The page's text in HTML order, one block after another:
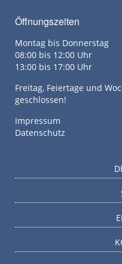
Öffnungszeiten
Montag bis Donnerstag
08:00 bis 12:00 Uhr
13:00 bis 17:00 Uhr
Freitag, Feiertage und
geschlossen!
Impressum
Datenschutz